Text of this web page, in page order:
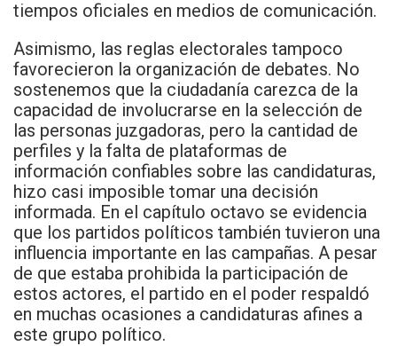
tiempos oficiales en medios de comunicación.
Asimismo, las reglas electorales tampoco
favorecieron la organización de debates. No
sostenemos que la ciudadanía carezca de la
capacidad de involucrarse en la selección de
las personas juzgadoras, pero la cantidad de
perfiles y la falta de plataformas de
información confiables sobre las candidaturas,
hizo casi imposible tomar una decisión
informada. En el capítulo octavo se evidencia
que los partidos políticos también tuvieron una
influencia importante en las campañas. A pesar
de que estaba prohibida la participación de
estos actores, el partido en el poder respaldó
en muchas ocasiones a candidaturas afines a
este grupo político.